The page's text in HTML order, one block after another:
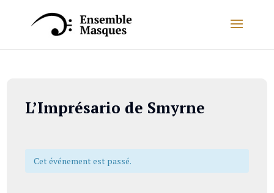
L’Imprésario de Smyrne
Cet événement est passé.